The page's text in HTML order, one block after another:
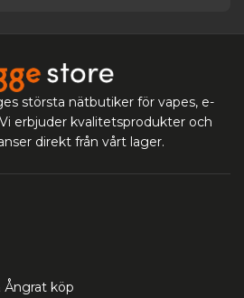
största nätbutiker för vapes, e-
erbjuder kvalitetsprodukter och
direkt från vårt lager.
Ångrat köp